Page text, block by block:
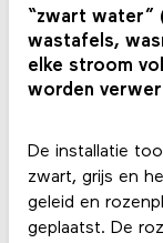
“zwart water”
wastafels,
elke stroom
worden
De installatie
zwart, grijs en
geleid en
geplaatst. De